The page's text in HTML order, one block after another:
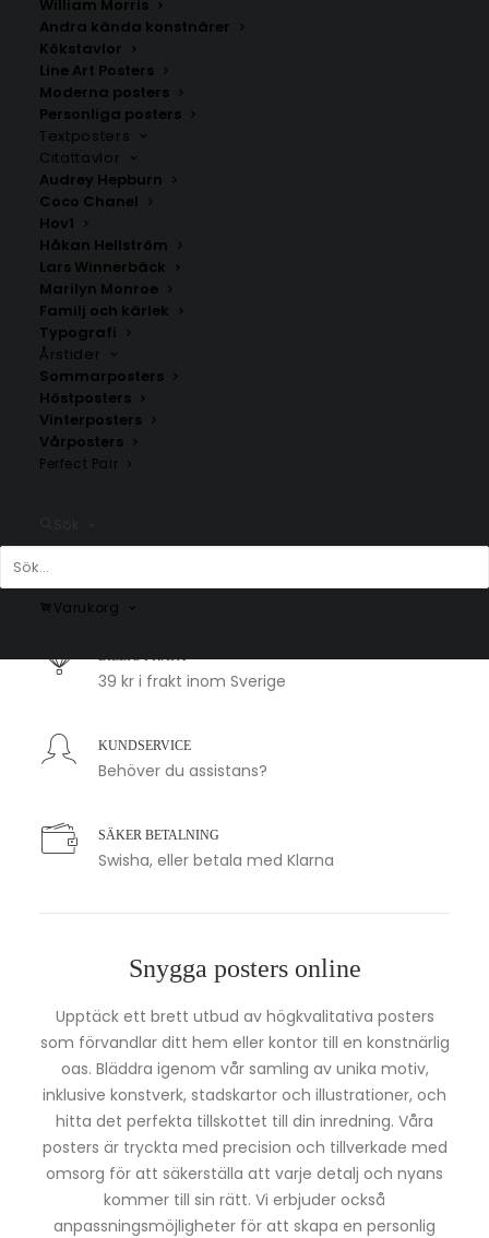
William Morris
Andra kända konstnärer
Kökstavlor
Line Art Posters
Moderna posters
Personliga posters
Textposters
Citattavlor
Audrey Hepburn
Coco Chanel
Hov1
Håkan Hellström
Lars Winnerbäck
Marilyn Monroe
Familj och kärlek
Typografi
Årstider
Sommarposters
Höstposters
Vinterposters
Vårposters
Perfect Pair
Varukorg
Jönköping Poster
Fr. 129.00kr
Värne
Fr.200.00
1-2 arbetsdagar
BILLIG FRAKT
39 kr i frakt inom Sverige
KUNDSERVICE
Behöver du assistans?
SÄKER BETALNING
Swisha, eller betala med Klarna
Snygga posters online
Upptäck ett brett utbud av högkvalitativa posters
som förvandlar ditt hem eller kontor till en konstnärlig
oas. Bläddra igenom vår samling av unika motiv,
inklusive konstverk, stadskartor och illustrationer, och
hitta det perfekta tillskottet till din inredning. Våra
posters är tryckta med precision och tillverkade med
omsorg för att säkerställa att varje detalj och nyans
kommer till sin rätt. Vi erbjuder också
anpassningsmöjligheter för att skapa en personlig